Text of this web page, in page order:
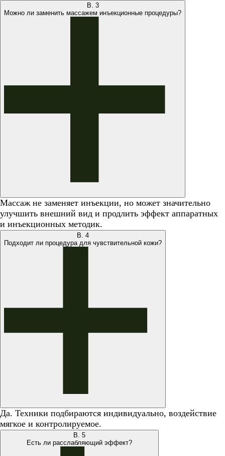
В. 3
Можно ли заменить массажем инъекционные процедуры?
Массаж не заменяет инъекции, но может значительно
улучшить внешний вид и продлить эффект аппаратных
и инъекционных методик.
В. 4
Подходит ли процедура для чувствительной кожи?
Да. Техники подбираются индивидуально, воздействие
мягкое и контролируемое.
В. 5
Есть ли расслабляющий эффект?